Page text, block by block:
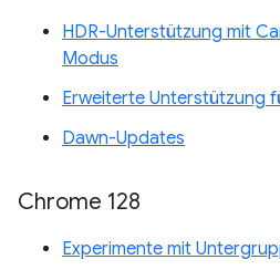
HDR-Unterstützung mit
Modus
Erweiterte Unterstützung
Dawn-Updates
Chrome 128
Experimente mit